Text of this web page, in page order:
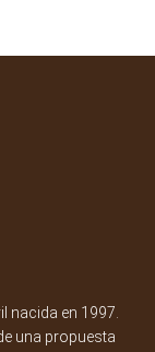
nacida en 1997.
una propuesta